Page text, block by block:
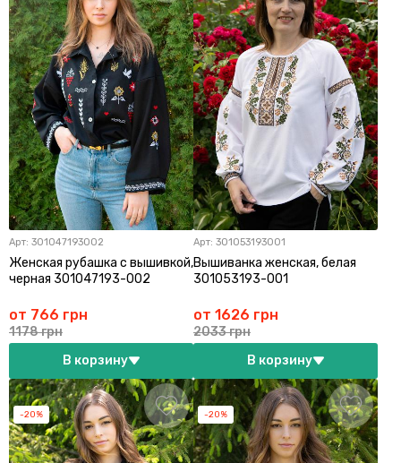
Арт: 301047193002
Женская рубашка с вышивкой,
черная 301047193-002
от 766 грн
1178 грн
В корзину
Арт: 301053193001
Вышиванка женская, белая
301053193-001
от 1626 грн
2033 грн
В корзину
-20% -20%